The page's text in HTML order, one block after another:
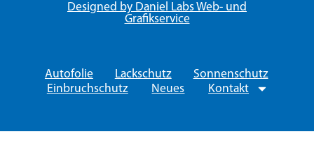
Designed by Daniel Labs Web- und
Grafikservice
Autofolie Lackschutz
Sonnenschutz
Einbruchschutz
Neues Kontakt